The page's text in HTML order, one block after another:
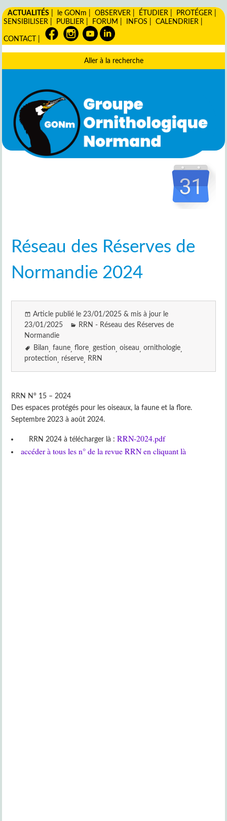
ACTUALITÉS le GONm |OBSERVER ÉTUDIER PROTÉGER
SENSIBILISER
PUBLIER FORUM INFOS |CALENDRIER
CONTACT
Aller à la recherche
Réseau des Réserves de
Normandie 2024
Article publié le 23/01/2025 & mis à jour le
23/01/2025
RRN - Réseau des Réserves de
Normandie
Bilan
faune flore gestion oiseau
ornithologie
protection
réserve RRN
RRN N° 15 – 2024
Des espaces protégés pour les oiseaux, la faune et la flore.
Septembre 2023 à août 2024.
RRN 2024 à télécharger là :RRN-2024.pdf
accéder à tous les n° de la revue RRN en cliquant là